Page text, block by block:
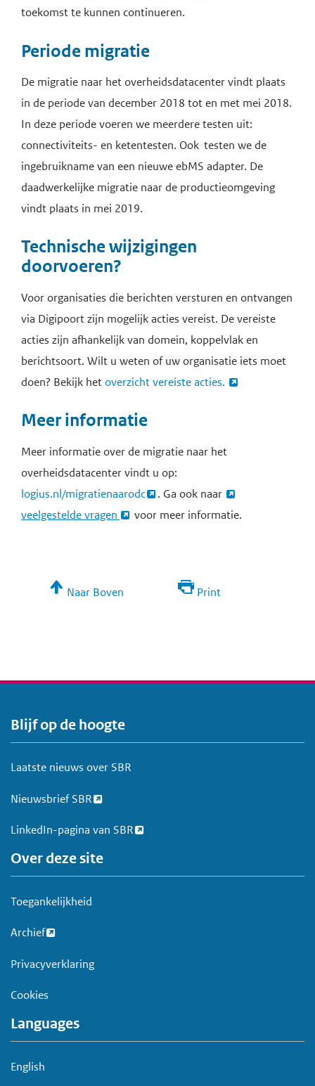
toekomst te kunnen continueren.
Periode migratie
De migratie naar het overheidsdatacenter vindt plaats
in de periode van december 2018 tot en met mei 2018.
In deze periode voeren we meerdere testen uit:
connectiviteits- en ketentesten. Ook testen we de
ingebruikname van een nieuwe ebMS adapter. De
daadwerkelijke migratie naar de productieomgeving
vindt plaats in mei 2019.
Technische wijzigingen
doorvoeren?
Voor organisaties die berichten versturen en ontvangen
via Digipoort zijn mogelijk acties vereist. De vereiste
acties zijn afhankelijk van domein, koppelvlak en
berichtsoort. Wilt u weten of uw organisatie iets moet
doen? Bekijk hetoverzicht vereiste acties.
Meer informatie
Meer informatie over de migratie naar het
overheidsdatacenter vindt u op:
logius.nl/migratienaarodc
. Ga ook naar
veelgestelde vragen
voor meer informatie.
Naar Boven Print
V
o
e
Blijf op de hoogte
Laatste nieuws over SBR
Nieuwsbrief SBR
LinkedIn-pagina van SBR
Over deze site
Toegankelijkheid
Archief
Privacyverklaring
Cookies
Languages
English